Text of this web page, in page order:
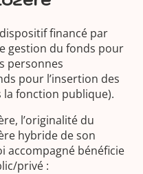
financé par
gestion du fonds pour
personnes
pour l’insertion des
la fonction publique).
l’originalité du
hybride de son
accompagné bénéficie
privé :